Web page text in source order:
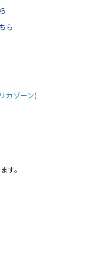
ら
カゾーン)
す。